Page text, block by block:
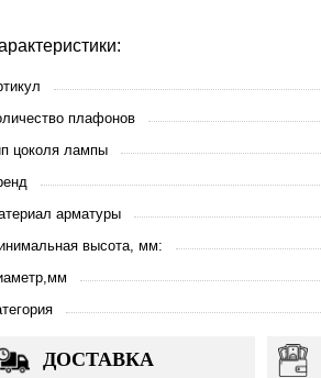
плафонов
цоколя лампы
арматуры
высота, мм:
ДОСТАВКА